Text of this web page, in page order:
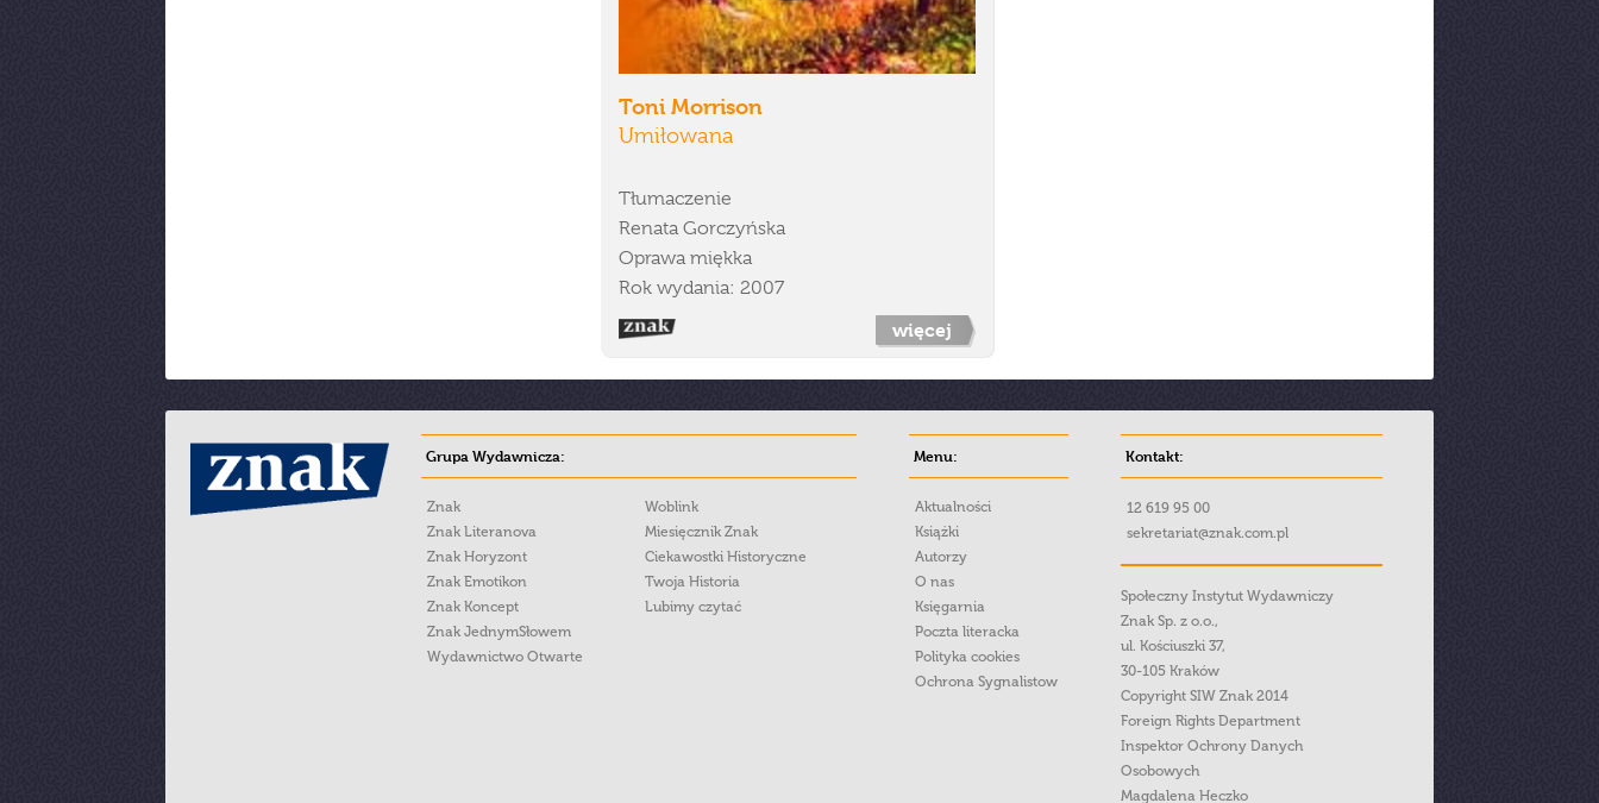
Toni Morrison
Umiłowana
Tłumaczenie
Renata Gorczyńska
Oprawa miękka
Rok wydania: 2007
więcej
Grupa Wydawnicza:
Znak
Znak Literanova
Znak Horyzont
Znak Emotikon
Znak Koncept
Znak JednymSłowem
Wydawnictwo Otwarte
Woblink
Miesięcznik Znak
Ciekawostki Historyczne
Twoja Historia
Lubimy czytać
Menu:
Aktualności
Książki
Autorzy
O nas
Księgarnia
Poczta literacka
Polityka cookies
Ochrona Sygnalistow
Kontakt:
12 619 95 00
sekretariat@znak.com.pl
Społeczny Instytut Wydawniczy
Znak Sp. z o.o.,
ul. Kościuszki 37,
30-105 Kraków
Copyright SIW Znak 2014
Foreign Rights Department
Inspektor Ochrony Danych
Osobowych
Magdalena Heczko